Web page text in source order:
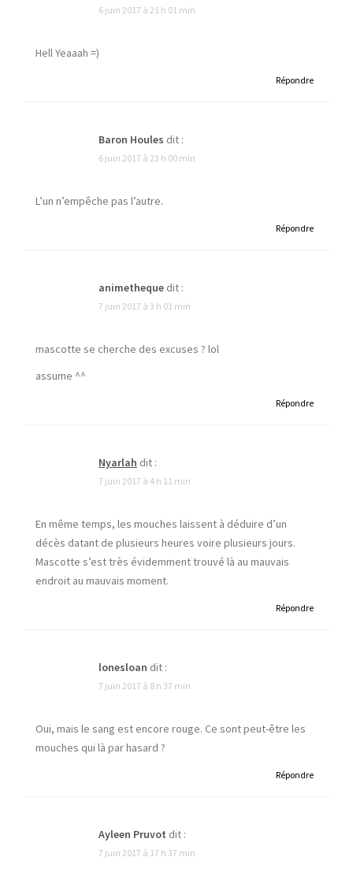
6 juin 2017 à 21 h 01 min
Hell Yeaaah =)
Répondre
Baron Houles dit :
6 juin 2017 à 23 h 00 min
L’un n’empêche pas l’autre.
Répondre
animetheque dit :
7 juin 2017 à 3 h 01 min
mascotte se cherche des excuses ? lol
assume ^^
Répondre
Nyarlah dit :
7 juin 2017 à 4 h 11 min
En même temps, les mouches laissent à déduire d’un
décès datant de plusieurs heures voire plusieurs jours.
Mascotte s’est très évidemment trouvé là au mauvais
endroit au mauvais moment.
Répondre
lonesloan dit :
7 juin 2017 à 8 h 37 min
Oui, mais le sang est encore rouge. Ce sont peut-être les
mouches qui là par hasard ?
Répondre
Ayleen Pruvot dit :
7 juin 2017 à 17 h 37 min